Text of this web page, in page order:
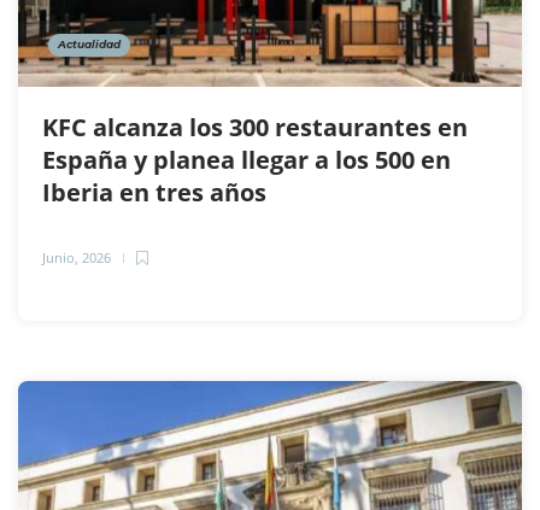
Actualidad
KFC alcanza los 300 restaurantes en
España y planea llegar a los 500 en
Iberia en tres años
Junio, 2026